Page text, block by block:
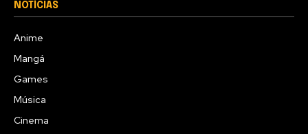
NOTÍCIAS
Anime
Mangá
Games
Música
Cinema